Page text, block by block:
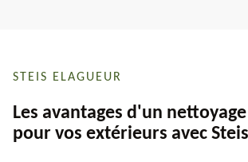
STEIS ELAGUEUR
Les avantages d'un
pour vos extérieurs avec